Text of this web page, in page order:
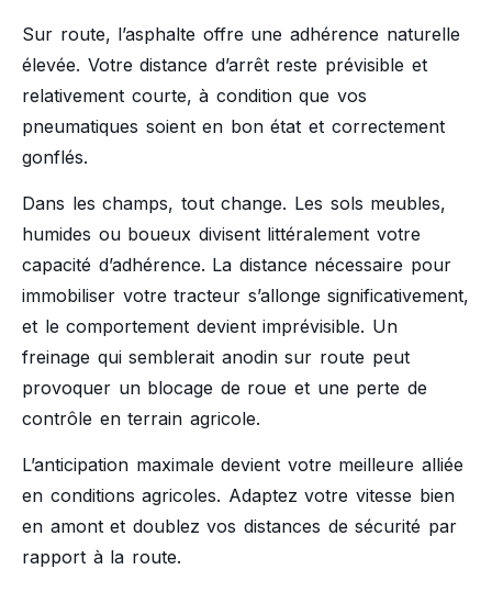
Sur route, l’asphalte offre une adhérence naturelle
élevée. Votre distance d’arrêt reste prévisible et
relativement courte, à condition que vos
pneumatiques soient en bon état et correctement
gonflés.
Dans les champs, tout change. Les sols meubles,
humides ou boueux divisent littéralement votre
capacité d’adhérence. La distance nécessaire pour
immobiliser votre tracteur s’allonge significativement,
et le comportement devient imprévisible. Un
freinage qui semblerait anodin sur route peut
provoquer un blocage de roue et une perte de
contrôle en terrain agricole.
L’anticipation maximale devient votre meilleure alliée
en conditions agricoles. Adaptez votre vitesse bien
en amont et doublez vos distances de sécurité par
rapport à la route.